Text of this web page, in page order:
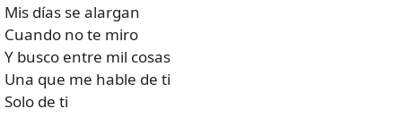
Mis días se alargan
Cuando no te miro
Y busco entre mil cosas
Una que me hable de ti
Solo de ti